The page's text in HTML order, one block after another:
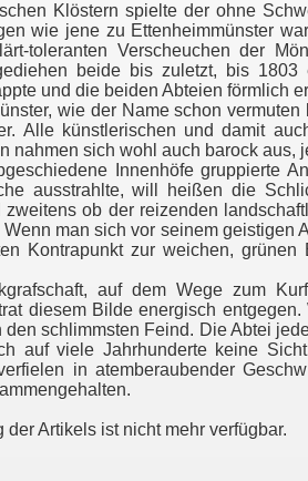
Klöstern spielte der ohne
wie jene zu Ettenheimmünster
toleranten Verscheuchen der
beide bis zuletzt, bis
und die beiden Abteien förmlich
wie der Name schon vermuten
Alle künstlerischen und damit
nahmen sich wohl auch barock aus,
Innenhöfe gruppierte
ausstrahlte, will heißen die
zweitens ob der reizenden
Wenn man sich vor seinem
Kontrapunkt zur weichen,
auf dem Wege zum
diesem Bilde energisch
schlimmsten Feind. Die Abtei
auf viele Jahrhunderte keine
in atemberaubender
der Artikels ist nicht mehr verfügbar.